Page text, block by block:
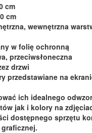
cm
cm
wewnętrzna
w folię ochronną
przeciwsłoneczna
drzwi
przedstawiane na
ich idealnego
jak i kolory na
dostępnego sprzętu